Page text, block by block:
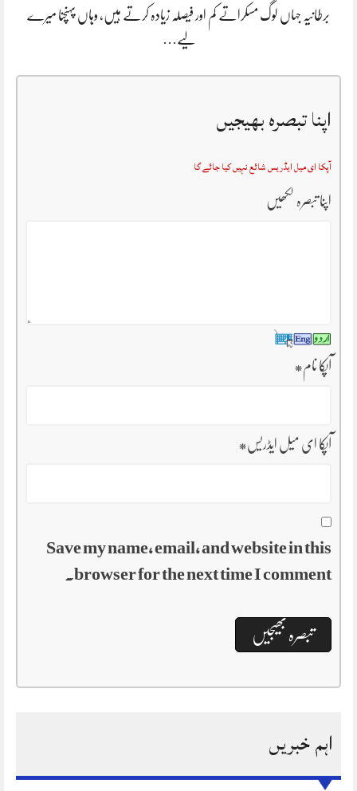
برطانیہ جہاں لوگ مسکراتے کم اور فیصلہ زیادہ کرتے ہیں، وہاں پہنچنا میرے
لیے…
اپنا تبصرہ بھیجیں
آپکا ای میل ایڈریس شائع نہیں کیا جائے گا
اپنا تبصرہ لکھیں
آپکا نام*
آپکا ای میل ایڈریس*
Save my name, email, and website in this
browser for the next time I comment.
اہم خبریں